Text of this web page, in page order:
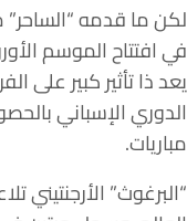
لكن ما قدمه “الساحر”
في افتتاح الموسم
يعد ذا تأثير كبير على
مباريات.
“البرغوث”